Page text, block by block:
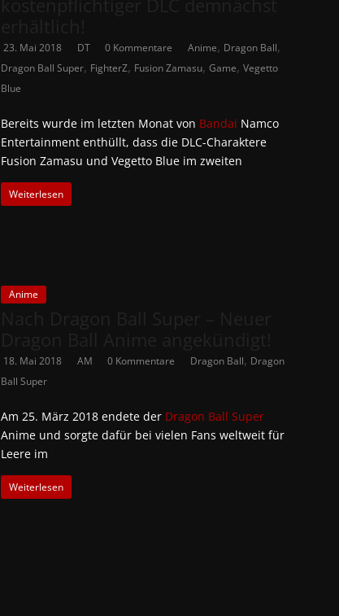
23. Mai 2018 DT 0 Kommentare Anime, Dragon Ball,
Dragon Ball Super, FighterZ, Fusion Zamasu,Game,Vegetto
Blue
Bereits wurde im letzten Monat von Bandai Namco
Entertainment enthüllt, dass die DLC-Charaktere
Fusion Zamasu und Vegetto Blue im zweiten
Weiterlesen
Anime
18. Mai 2018 AM 0 Kommentare Dragon Ball, Dragon
Ball Super
Am 25. März 2018 endete der Dragon Ball Super
Anime und sorgte dafür bei vielen Fans weltweit für
Leere im
Weiterlesen